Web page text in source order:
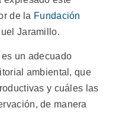
de la Fundación
Jaramillo.
un adecuado
ambiental, que
y cuáles las
de manera